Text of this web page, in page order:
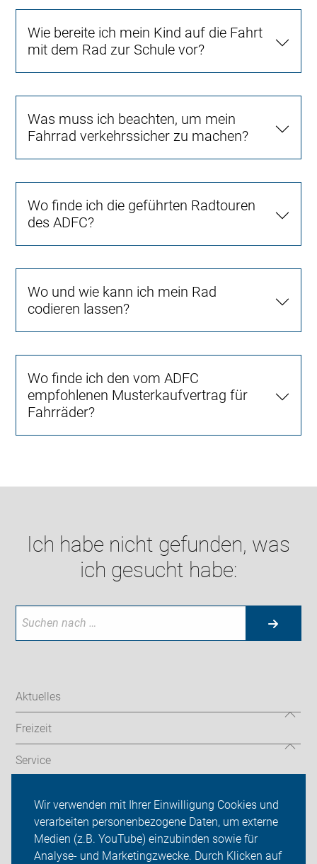
Wir verwenden mit Ihrer Einwilligung Cookies und
verarbeiten personenbezogene Daten, um externe
Medien (z.B. YouTube) einzubinden sowie für
Analyse- und Marketingzwecke. Durch Klicken auf
Wie bereite ich mein Kind auf die Fahrt
mit dem Rad zur Schule vor?
Was muss ich beachten, um mein
Fahrrad verkehrssicher zu machen?
Wo finde ich die geführten Radtouren
des ADFC?
Wo und wie kann ich mein Rad
codieren lassen?
Wo finde ich den vom ADFC
empfohlenen Musterkaufvertrag für
Fahrräder?
Ich habe nicht gefunden, was
ich gesucht habe:
Aktuelles
Freizeit
Service
ADFC Sachsen
Sei dabei